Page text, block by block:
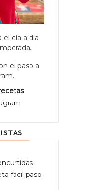
el día a día
el paso a
fácil paso